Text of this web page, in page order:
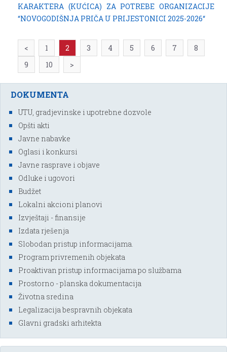
KARAKTERA (KUĆICA) ZA POTREBE ORGANIZACIJE
“NOVOGODIŠNJA PRIČA U PRIJESTONICI 2025-2026“
< 1 2 3 4 5 6 7
8
9
10 >
DOKUMENTA
UTU, gradjevinske i upotrebne dozvole
Opšti akti
Javne nabavke
Oglasi i konkursi
Javne rasprave i objave
Odluke i ugovori
Budžet
Lokalni akcioni planovi
Izvještaji - finansije
Izdata rješenja
Slobodan pristup informacijama.
Program privremenih objekata
Proaktivan pristup informacijama po službama
Prostorno - planska dokumentacija
Životna sredina
Legalizacija bespravnih objekata
Glavni gradski arhitekta